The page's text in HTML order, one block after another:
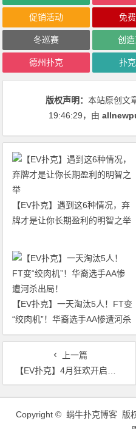
促销活动 免
冬巡赛 创
德州扑克 扑
版权声明：本站原创文
19:46:29，由
【EV扑克】遇到这6种情况，弃
牌才是让你长期盈利的明智之举
【EV扑克】一天淘汰5人！FT变
“绞肉机”！华裔选手AA惨遭河杀
出局！
上一篇
【EV扑克】4月狂欢开启：$1200万美金现金雨，全游戏都能赢！
文
Copyright © 蜗牛扑克博客 版